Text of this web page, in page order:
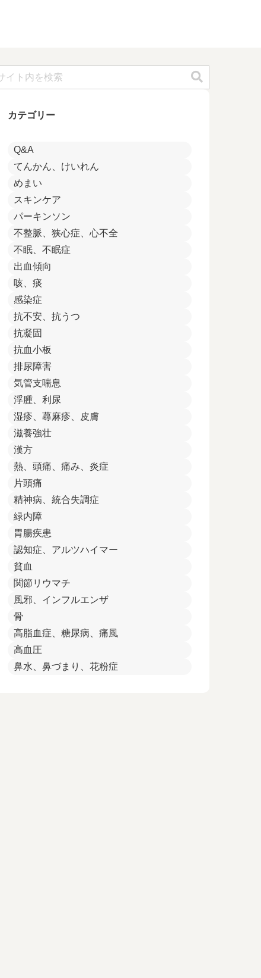
カテゴリー
Q&A
てんかん、けいれん
めまい
スキンケア
パーキンソン
不整脈、狭心症、心不全
不眠、不眠症
出血傾向
咳、痰
感染症
抗不安、抗うつ
抗凝固
抗血小板
排尿障害
気管支喘息
浮腫、利尿
湿疹、蕁麻疹、皮膚
滋養強壮
漢方
熱、頭痛、痛み、炎症
片頭痛
精神病、統合失調症
緑内障
胃腸疾患
認知症、アルツハイマー
貧血
関節リウマチ
風邪、インフルエンザ
骨
高脂血症、糖尿病、痛風
高血圧
鼻水、鼻づまり、花粉症